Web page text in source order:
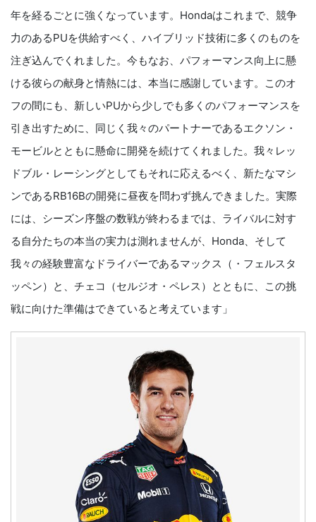
年を経るごとに強くなっています。Hondaはこれまで、競争
力のあるPUを供給すべく、ハイブリッド技術に多くのものを
注ぎ込んでくれました。今もなお、パフォーマンス向上に懸
ける彼らの献身と情熱には、本当に感謝しています。このオ
フの間にも、新しいPUから少しでも多くのパフォーマンスを
引き出すために、同じく我々のパートナーであるエクソン・
モービルとともに懸命に開発を続けてくれました。我々レッ
ドブル・レーシングとしてもそれに応えるべく、新たなマシ
ンであるRB16Bの開発に昼夜を問わず挑んできました。実際
には、シーズン序盤の数戦が終わるまでは、ライバルに対す
る自分たちの本当の実力は測れませんが、Honda、そして
我々の経験豊富なドライバーであるマックス（・フェルスタ
ッペン）と、チェコ（セルジオ・ペレス）とともに、この挑
戦に向けた準備はできていると考えています」